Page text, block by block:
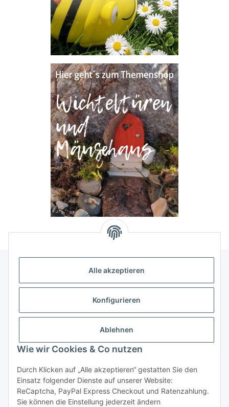
Alle akzeptieren
Konfigurieren
Ablehnen
Wie wir Cookies & Co nutzen
Durch Klicken auf „Alle akzeptieren“ gestatten Sie den
Einsatz folgender Dienste auf unserer Website:
ReCaptcha, PayPal Express Checkout und Ratenzahlung.
Sie können die Einstellung jederzeit ändern
Allgemeine Informationen
Rechtliche Infomationen
Service
Vertrag widerrufen